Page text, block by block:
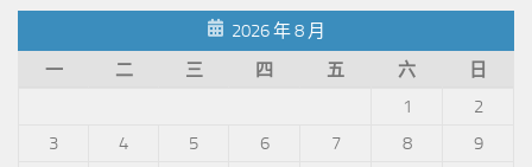
2026 年 8 月
一
二 三 四 五 六
日
1
2
3
4 5 6 7 8
9